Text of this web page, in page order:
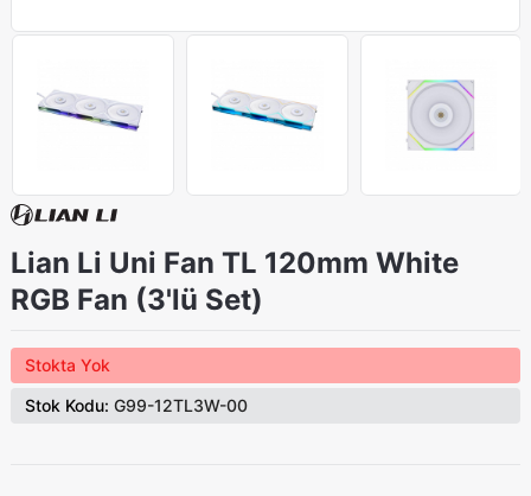
Lian Li Uni Fan TL 120mm White
RGB Fan (3'lü Set)
Stokta Yok
Stok Kodu: G99-12TL3W-00